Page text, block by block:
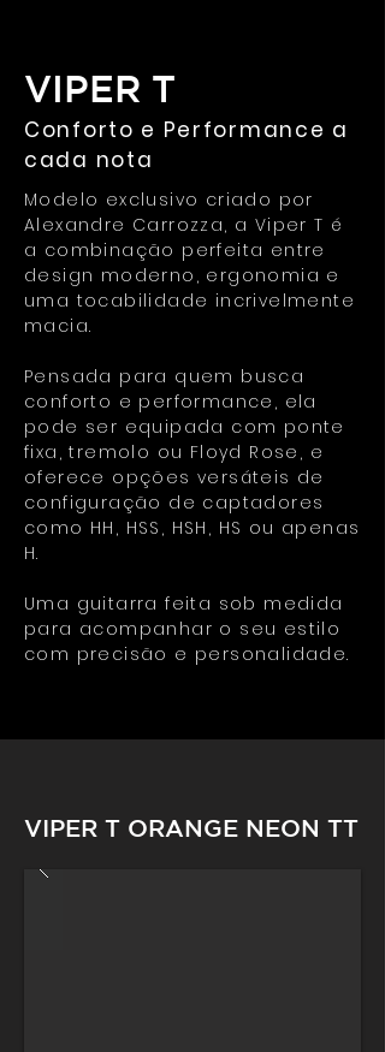
VIPER T
Conforto e Performance a
cada nota
Modelo exclusivo criado por
Alexandre Carrozza, a Viper T é
a combinação perfeita entre
design moderno, ergonomia e
uma tocabilidade incrivelmente
macia.
Pensada para quem busca
conforto e performance, ela
pode ser equipada com ponte
fixa, tremolo ou Floyd Rose, e
oferece opções versáteis de
configuração de captadores
como HH, HSS, HSH, HS ou apenas
H.
Uma guitarra feita sob medida
para acompanhar o seu estilo
com precisão e personalidade.
VIPER T ORANGE NEON TT